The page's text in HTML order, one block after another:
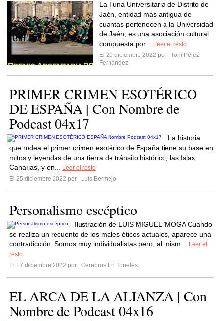
La Tuna Universitaria de Distrito de
Jaén, entidad más antigua de
cuantas pertenecen a la Universidad
de Jaén, es una asociación cultural
compuesta por...
Leer el resto
El 20 diciembre 2022 por
Toni Pérez
Fernández
PRIMER CRIMEN ESOTÉRICO
DE ESPAÑA | Con Nombre de
Podcast 04x17
La historia
que rodea el primer crimen esotérico de España tiene su base en
mitos y leyendas de una tierra de tránsito histórico, las Islas
Canarias, y en...
Leer el resto
El 25 diciembre 2022 por
Luis Bermejo
Personalismo escéptico
Ilustración de LUIS MIGUEL ‘MOGA Cuando
se realiza un recuento de los males éticos actuales, aparece una
contradicción. Somos muy individualistas pero, al mism...
Leer el
resto
El 17 diciembre 2022 por
Cerebros En Toneles
EL ARCA DE LA ALIANZA | Con
Nombre de Podcast 04x16